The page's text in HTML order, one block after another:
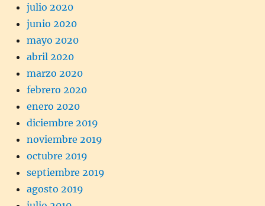
julio 2020
junio 2020
mayo 2020
abril 2020
marzo 2020
febrero 2020
enero 2020
diciembre 2019
noviembre 2019
octubre 2019
septiembre 2019
agosto 2019